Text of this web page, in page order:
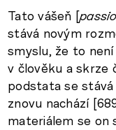
Tato vášeň [
stává novým
smyslu, že to
v člověku a skrze
podstata se
znovu nachází
materiálem se on